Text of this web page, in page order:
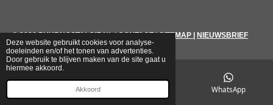
Deze website gebruikt cookies voor analyse-
doeleinden en/of het tonen van advertenties.
Door gebruik te blijven maken van de site gaat u
hiermee akkoord.
Akkoord
© 2026 PUURNOSTALGIE.NL|CONTACT|SITEMAP NIEUWSBRIEF
WhatsApp